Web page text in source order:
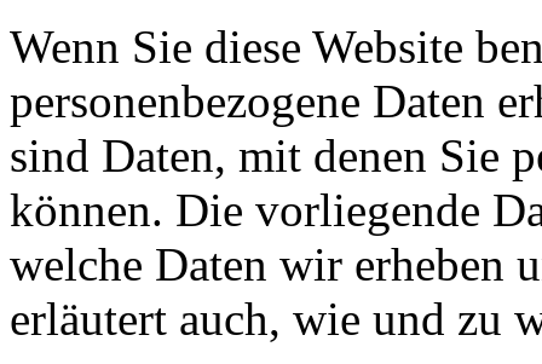
Wenn Sie diese Website
personenbezogene Daten
sind Daten, mit denen Sie
können. Die vorliegende
welche Daten wir erheben
erläutert auch, wie und zu